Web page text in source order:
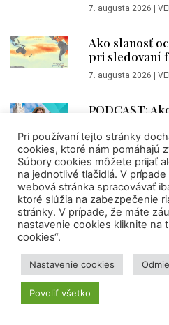
7. augusta 2026 |
Ako slanosť
pri sledovaní
7. augusta 2026 |
PODCAST:
je dôležité
7. augusta 2026|
AKTIVITY
KULTÚRA
Pri používaní tejto stránky
cookies, ktoré nám pomáhajú
Súbory cookies môžete prijať
na jednotlivé tlačidlá. V
webová stránka spracovávať
ktoré slúžia na zabezpečenie
stránky. V prípade, že máte
nastavenie cookies kliknite na
cookies“.
Nastavenie cookies
Povoliť všetko